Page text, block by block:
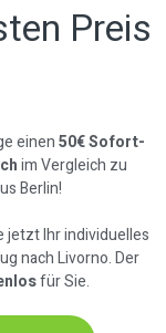
Preis
einen50€ Sofort-
im Vergleich zu
Berlin!
jetzt Ihr individuelles
nach Livorno. Der
für Sie.